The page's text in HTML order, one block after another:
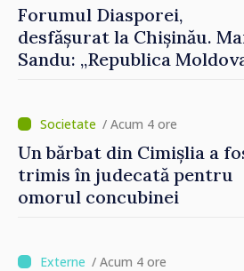
Forumul Diasporei,
desfășurat la Chișinău.
Sandu: „Republica
rol important în
și susținerea acestui
parcurs”
/ Acum 4 ore
Un bărbat din Cimișlia a
trimis în judecată pentru
omorul concubinei
/ Acum 4 ore